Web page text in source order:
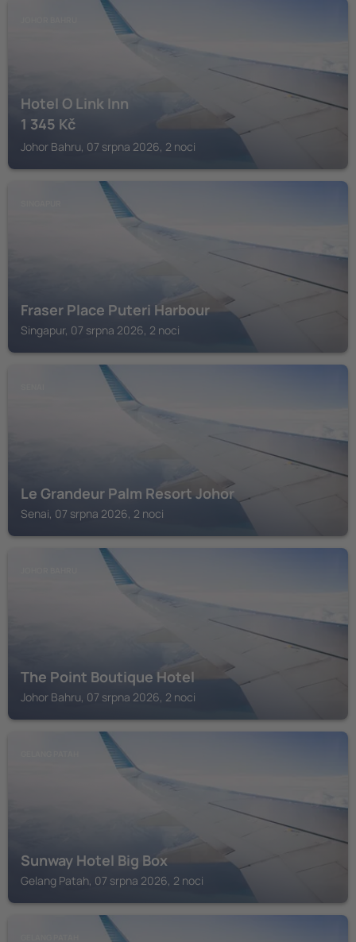
Hotel O Link Inn
1 345 Kč
Johor Bahru, 07 srpna 2026, 2 noci
Fraser Place Puteri Harbour
Singapur, 07 srpna 2026, 2 noci
Le Grandeur Palm Resort Johor
Senai, 07 srpna 2026, 2 noci
The Point Boutique Hotel
Johor Bahru, 07 srpna 2026, 2 noci
Sunway Hotel Big Box
Gelang Patah, 07 srpna 2026, 2 noci